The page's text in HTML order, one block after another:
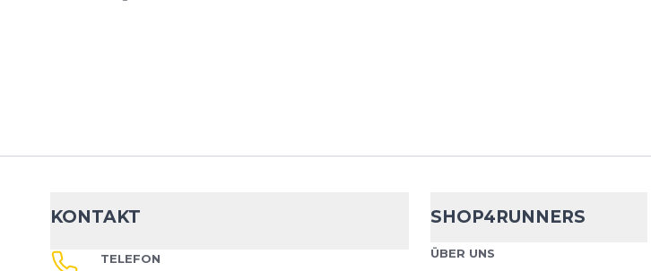
KONTAKT
TELEFON
SHOP4RUNNERS
ÜBER UNS